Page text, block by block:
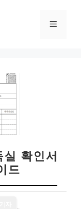
메
확인서
드